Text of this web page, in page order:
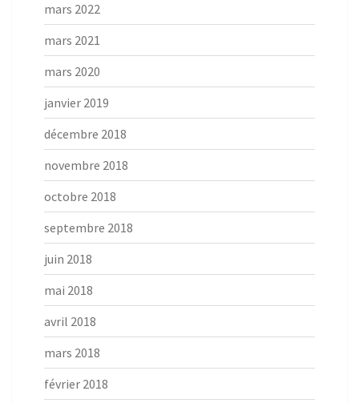
mars 2022
mars 2021
mars 2020
janvier 2019
décembre 2018
novembre 2018
octobre 2018
septembre 2018
juin 2018
mai 2018
avril 2018
mars 2018
février 2018